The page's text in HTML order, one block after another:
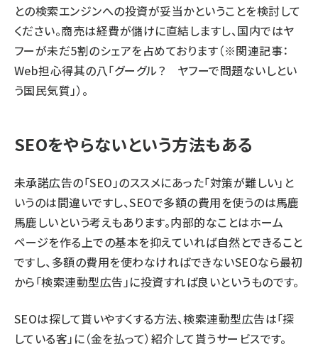
との検索エンジンへの投資が妥当かということを検討して
ください。商売は経費が儲けに直結しますし、国内ではヤ
フーが未だ5割のシェアを占めております（※関連記事：
Web担心得其の八「グーグル？ ヤフーで問題ないしとい
う国民気質」）。
SEOをやらないという方法もある
未承諾広告の「SEO」のススメにあった「対策が難しい」と
いうのは間違いですし、SEOで多額の費用を使うのは馬鹿
馬鹿しいという考えもあります。内部的なことはホーム
ページを作る上での基本を抑えていれば自然とできること
ですし、多額の費用を使わなければできないSEOなら最初
から「検索連動型広告」に投資すれば良いというものです。
SEOは探して貰いやすくする方法、検索連動型広告は「探
している客」に（金を払って）紹介して貰うサービスです。